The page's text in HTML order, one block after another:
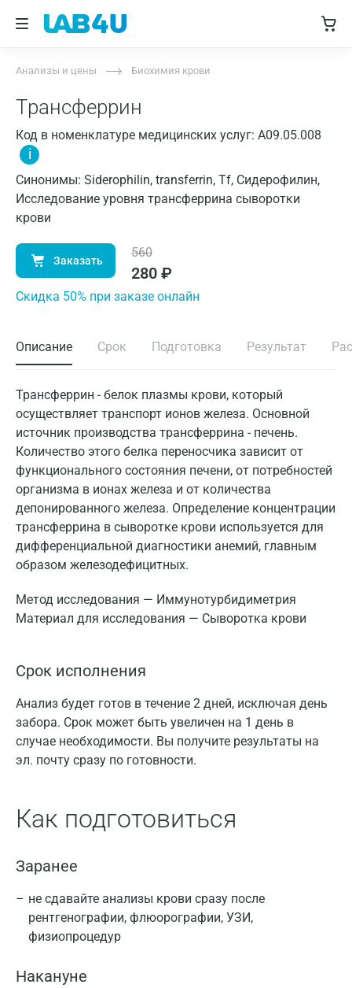
Анализы и цены Биохимия крови
Трансферрин
Код в номенклатуре медицинских услуг: A09.05.008
i
Синонимы: Siderophilin, transferrin, Tf, Сидерофилин,
Исследование уровня трансферрина сыворотки
крови
Заказать
560
280 ₽
Cкидка 50% при заказе онлайн
Описание Срок Подготовка Результат
Трансферрин - белок плазмы крови, который
осуществляет транспорт ионов железа. Основной
источник производства трансферрина - печень.
Количество этого белка переносчика зависит от
функционального состояния печени, от потребностей
организма в ионах железа и от количества
депонированного железа. Определение концентрации
трансферрина в сыворотке крови используется для
дифференциальной диагностики анемий, главным
образом железодефицитных.
Метод исследования — Иммунотурбидиметрия
Материал для исследования — Сыворотка крови
Срок исполнения
Анализ будет готов в течение 2 дней, исключая день
забора. Срок может быть увеличен на 1 день в
случае необходимости. Вы получите результаты на
эл. почту сразу по готовности.
Как подготовиться
Заранее
не сдавайте анализы крови сразу после
рентгенографии, флюорографии, УЗИ,
физиопроцедур
Накануне